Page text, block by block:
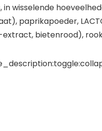
wisselende
bietenrood),